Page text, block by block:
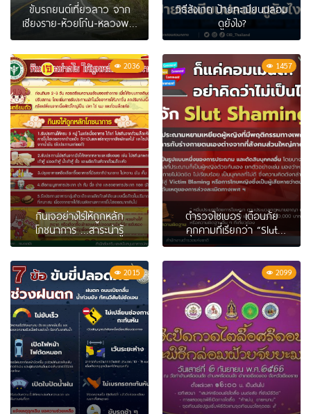
ขับรถยนต์เที่ยวลาว จาก
เชียงราย-ห้วยโก๋น-หลวงพระ
บาง ไปยังไง?
วิธีสังเกต ป้ายทะเบียนปลอม
ดูยังไง?
2036
กินเจอย่างไรให้ถูกหลัก
โภชนาการ …สาระน่ารู้
1457
ตำรวจไซเบอร์ เตือนภัย
คุกคามที่เรียกว่า “Slut
Shaming” สุ่มเสี่ยงผิด
กฎหมายมีโทษทางอาญา
2015 2099